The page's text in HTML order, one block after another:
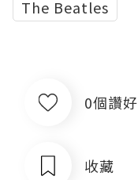
The Beatles
0個讚好
收藏